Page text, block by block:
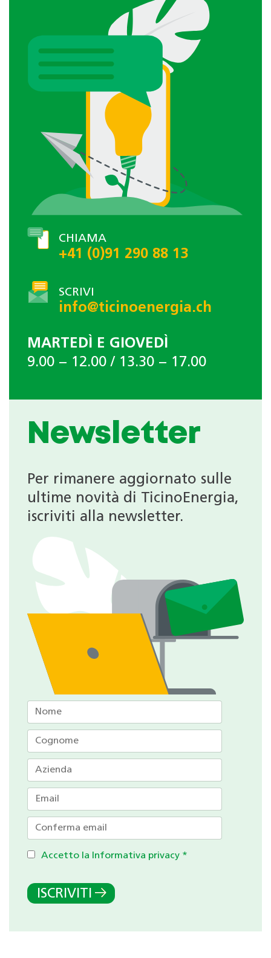
CHIAMA
+41 (0)91 290 88 13
SCRIVI
info@ticinoenergia.ch
MARTEDÌ E GIOVEDÌ
9.00 − 12.00 / 13.30 − 17.00
Newsletter
Per rimanere aggiornato sulle
ultime novità di TicinoEnergia,
iscriviti alla newsletter.
Accetto la Informativa privacy *
ISCRIVITI